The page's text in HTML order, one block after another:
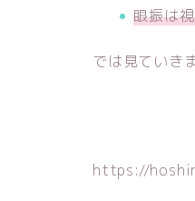
眼振は
では見ていき
https://